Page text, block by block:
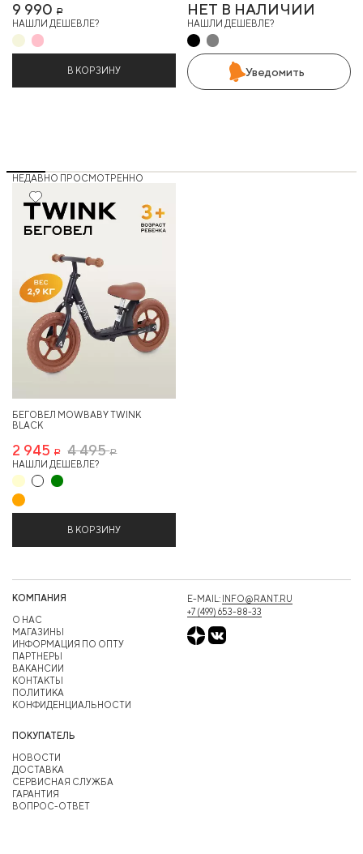
9 990 Р
НАШЛИ ДЕШЕВЛЕ?
В КОРЗИНУ
НЕТ В НАЛИЧИИ
НАШЛИ ДЕШЕВЛЕ?
Уведомить
НЕДАВНО ПРОСМОТРЕННО
34% Хит
БЕГОВЕЛ MOWBABY TWINK
BLACK
2 945 Р 4 495Р
НАШЛИ ДЕШЕВЛЕ?
В КОРЗИНУ
КОМПАНИЯ
О НАС
МАГАЗИНЫ
ИНФОРМАЦИЯ ПО ОПТУ
ПАРТНЕРЫ
ВАКАНСИИ
КОНТАКТЫ
ПОЛИТИКА
КОНФИДЕНЦИАЛЬНОСТИ
ПОКУПАТЕЛЬ
НОВОСТИ
ДОСТАВКА
СЕРВИСНАЯ СЛУЖБА
ГАРАНТИЯ
ВОПРОС-ОТВЕТ
E-MAIL: INFO@RANT.RU
+7 (499) 653-88-33